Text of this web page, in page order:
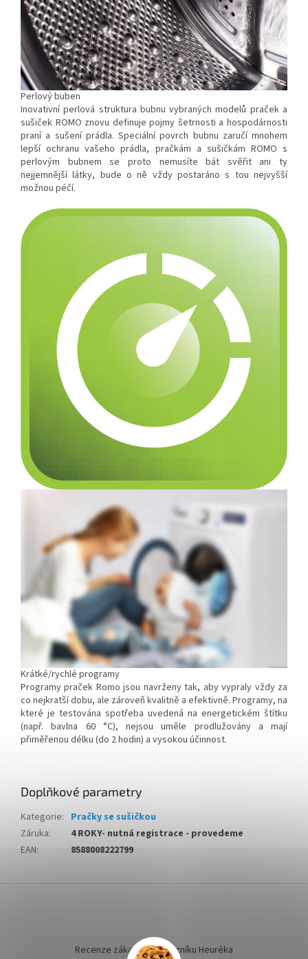
Perlový buben
Inovativní perlová struktura bubnu vybraných modelů praček a
sušiček ROMO znovu definuje pojmy šetrnosti a hospodárnosti
praní a sušení prádla. Speciální povrch bubnu zaručí mnohem
lepší ochranu vašeho prádla, pračkám a sušičkám ROMO s
perlovým bubnem se proto nemusíte bát svěřit ani ty
nejjemnější látky, bude o ně vždy postaráno s tou nejvyšší
možnou péčí.
Krátké/rychlé programy
Programy praček Romo jsou navrženy tak, aby vypraly vždy za
co nejkratší dobu, ale zároveň kvalitně a efektivně. Programy, na
které je testována spotřeba uvedená na energetickém štítku
(např. bavlna 60 °C), nejsou uměle prodlužovány a mají
přiměřenou délku (do 2 hodin) a vysokou účinnost.
Doplňkové parametry
Kategorie: Pračky se sušičkou
Záruka:
4 ROKY- nutná registrace - provedeme
EAN: 8588008222799
Recenze zákazníků dotazníku Heuréka